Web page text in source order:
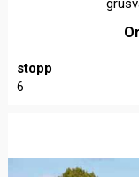
stopp
6